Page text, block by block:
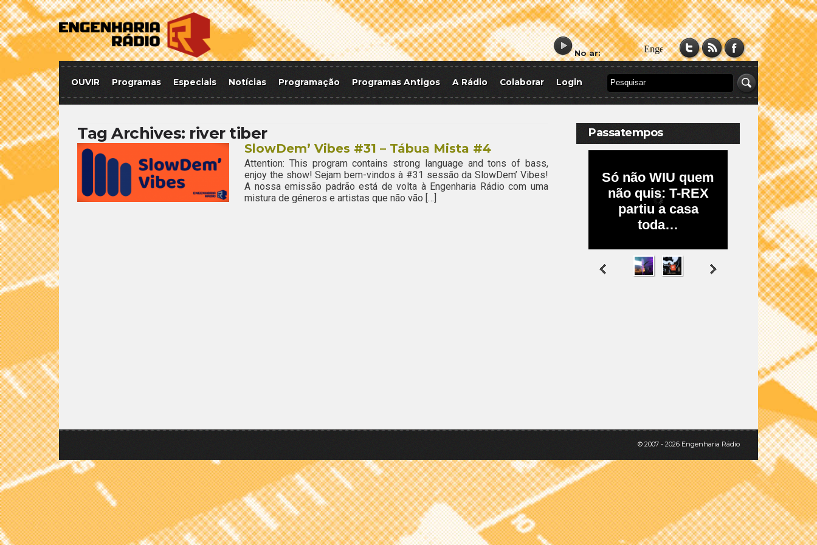
No ar:
OUVIR Programas Especiais Notícias Programação Programas Antigos A Rádio Colaborar Login
Tag Archives: river tiber
SlowDem’ Vibes #31 – Tábua Mista #4
Attention: This program contains strong language and tons of bass,
enjoy the show! Sejam bem-vindos à #31 sessão da SlowDem’ Vibes!
A nossa emissão padrão está de volta à Engenharia Rádio com uma
mistura de géneros e artistas que não vão […]
Passatempos
© 2007 - 2026 Engenharia Rádio